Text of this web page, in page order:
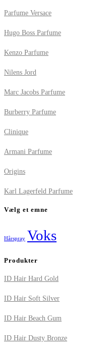
Parfume Versace
Hugo Boss Parfume
Kenzo Parfume
Nilens Jord
Marc Jacobs Parfume
Burberry Parfume
Clinique
Armani Parfume
Origins
Karl Lagerfeld Parfume
Vælg et emne
Hårspray Voks
Produkter
ID Hair Hard Gold
ID Hair Soft Silver
ID Hair Beach Gum
ID Hair Dusty Bronze